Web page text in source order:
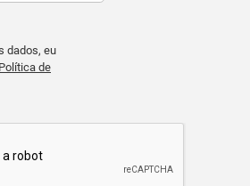
dados, eu
Política de